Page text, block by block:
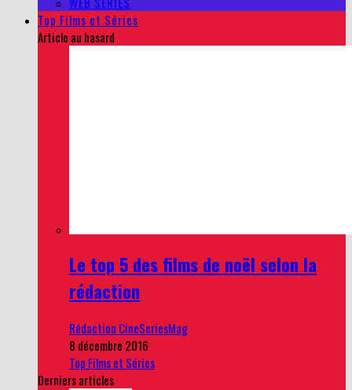
Top Films et Séries
Article au hasard
Le top 5 des films de noël selon la
rédaction
Rédaction CineSeriesMag
8 décembre 2016
Top Films et Séries
Derniers articles